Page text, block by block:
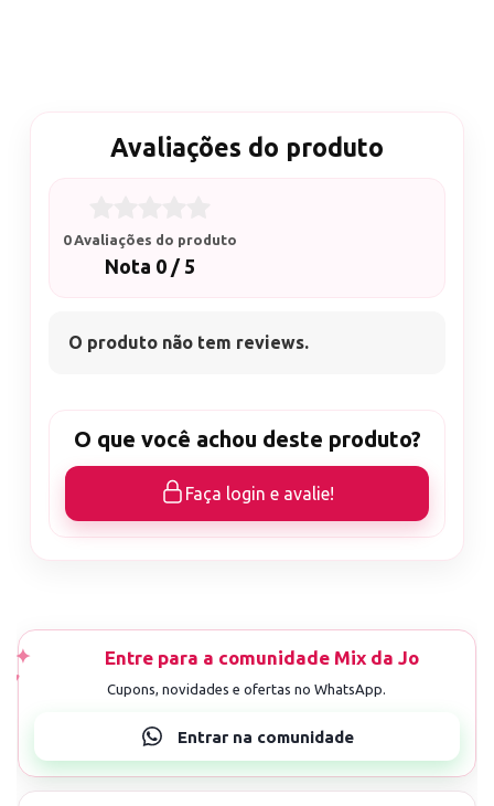
Avaliações do produto
0 Avaliações do produto
Nota 0 / 5
O produto não tem reviews.
O que você achou deste produto?
Faça login e avalie!